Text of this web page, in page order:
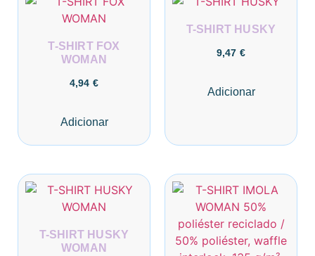
T-SHIRT FOX
WOMAN
4,94 €
Adicionar
T-SHIRT HUSKY
9,47 €
Adicionar
T-SHIRT HUSKY
WOMAN